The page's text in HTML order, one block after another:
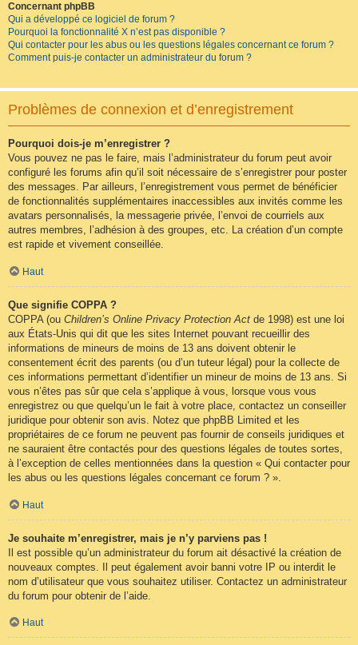
Concernant phpBB
Qui a développé ce logiciel de forum ?
Pourquoi la fonctionnalité X n’est pas disponible ?
Qui contacter pour les abus ou les questions légales concernant ce forum ?
Comment puis-je contacter un administrateur du forum ?
Problèmes de connexion et d’enregistrement
Pourquoi dois-je m’enregistrer ?
Vous pouvez ne pas le faire, mais l’administrateur du forum peut avoir
configuré les forums afin qu’il soit nécessaire de s’enregistrer pour poster
des messages. Par ailleurs, l’enregistrement vous permet de bénéficier
de fonctionnalités supplémentaires inaccessibles aux invités comme les
avatars personnalisés, la messagerie privée, l’envoi de courriels aux
autres membres, l’adhésion à des groupes, etc. La création d’un compte
est rapide et vivement conseillée.
Haut
Que signifie COPPA ?
COPPA (ou Children’s Online Privacy Protection Act de 1998) est une loi
aux États-Unis qui dit que les sites Internet pouvant recueillir des
informations de mineurs de moins de 13 ans doivent obtenir le
consentement écrit des parents (ou d’un tuteur légal) pour la collecte de
ces informations permettant d’identifier un mineur de moins de 13 ans. Si
vous n’êtes pas sûr que cela s’applique à vous, lorsque vous vous
enregistrez ou que quelqu’un le fait à votre place, contactez un conseiller
juridique pour obtenir son avis. Notez que phpBB Limited et les
propriétaires de ce forum ne peuvent pas fournir de conseils juridiques et
ne sauraient être contactés pour des questions légales de toutes sortes,
à l’exception de celles mentionnées dans la question « Qui contacter pour
les abus ou les questions légales concernant ce forum ? ».
Haut
Je souhaite m’enregistrer, mais je n’y parviens pas !
Il est possible qu’un administrateur du forum ait désactivé la création de
nouveaux comptes. Il peut également avoir banni votre IP ou interdit le
nom d’utilisateur que vous souhaitez utiliser. Contactez un administrateur
du forum pour obtenir de l’aide.
Haut